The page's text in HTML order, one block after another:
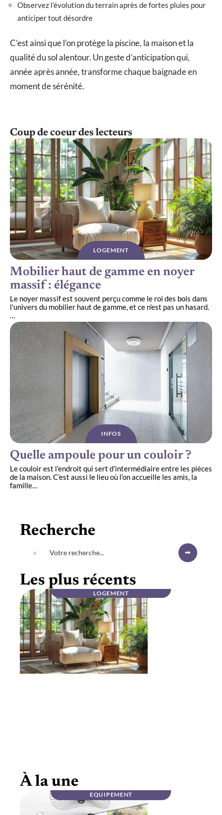
Observez l’évolution du terrain après de fortes pluies pour
anticiper tout désordre
C’est ainsi que l’on protège la piscine, la maison et la
qualité du sol alentour. Un geste d’anticipation qui,
année après année, transforme chaque baignade en
moment de sérénité.
Coup de coeur des lecteurs
LOGEMENT
Mobilier haut de gamme en noyer
massif : élégance
Le noyer massif est souvent perçu comme le roi des bois dans
l'univers du mobilier haut de gamme, et ce n'est pas un hasard.
…
INFOS
Quelle ampoule pour un couloir ?
Le couloir est l’endroit qui sert d’intermédiaire entre les pièces
de la maison. C’est aussi le lieu où l’on accueille les amis, la
famille
Recherche
Les plus récents
LOGEMENT
INFOS
À la une
EQUIPEMENT